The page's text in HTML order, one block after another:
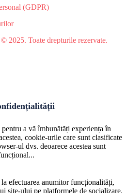
(GDPR)
2025. Toate drepturile rezervate.
a vă îmbunătăți experiența în
cookie-urile care sunt clasificate
ul dvs. deoarece acestea sunt
...
efectuarea anumitor funcționalități,
site-ului pe platformele de socializare,